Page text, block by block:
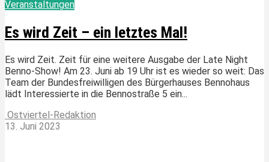
Veranstaltungen
Es wird Zeit – ein letztes Mal!
Es wird Zeit. Zeit für eine weitere Ausgabe der Late Night
Benno-Show! Am 23. Juni ab 19 Uhr ist es wieder so weit: Das
Team der Bundesfreiwilligen des Bürgerhauses Bennohaus
lädt Interessierte in die Bennostraße 5 ein...
Ostviertel-Redaktion
13. Juni 2023